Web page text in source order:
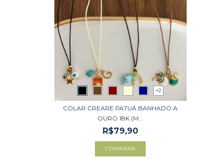
+2
COLAR CREARE PATUÁ BANHADO A
OURO 18K (M...
R$79,90
COMPRAR